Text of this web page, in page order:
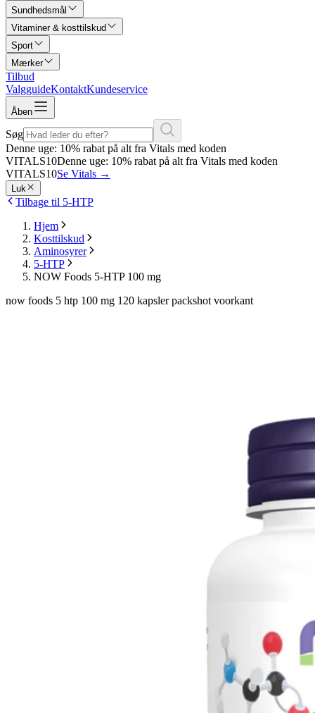
Sundhedsmål
Vitaminer & kosttilskud
Sport
Mærker
Tilbud
ValgguideKontaktKundeservice
Åben
Søg
Denne uge: 10% rabat på alt fra Vitals med koden
VITALS10Denne uge: 10% rabat på alt fra Vitals med koden
VITALS10Se Vitals →
Luk
Tilbage til 5-HTP
Hjem
Kosttilskud
Aminosyrer
5-HTP
NOW Foods 5-HTP 100 mg
now foods 5 htp 100 mg 120 kapsler packshot voorkant